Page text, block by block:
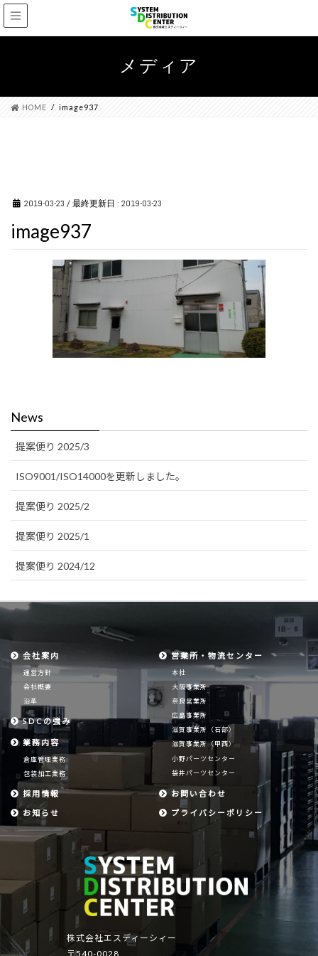
メディア
HOME image937
2019-03-23 / 最終更新日 : 2019-03-23
image937
News
提案便り 2025/3
ISO9001/ISO14000を更新しました。
提案便り 2025/2
提案便り 2025/1
提案便り 2024/12
会社案内
運営方針
会社概要
沿革
SDCの強み
業務内容
倉庫管理業務
包装加工業務
営業所・物流センター
本社
大阪事業所
奈良営業所
広島事業所
滋賀事業所（石部）
滋賀事業所（甲西）
小野パーツセンター
袋井パーツセンター
採用情報 お問い合わせ
お知らせ プライバシーポリシー
株式会社エスディーシィー
〒540-0028